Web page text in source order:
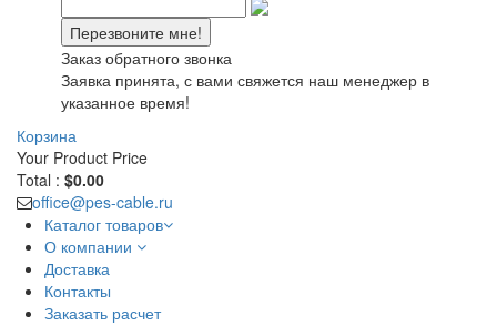
Заказ обратного звонка
Заявка принята, с вами свяжется наш менеджер в
указанное время!
Корзина
Your Product Price
Total : $0.00
office@pes-cable.ru
Каталог товаров
О компании
Доставка
Контакты
Заказать расчет